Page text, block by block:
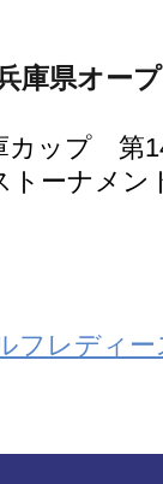
県オー
カップ 第
トーナメン
フレディ